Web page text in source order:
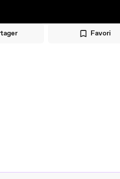
Favori